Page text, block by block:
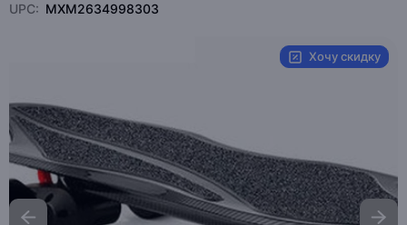
UPC: MXM2634998303
Хочу скидку